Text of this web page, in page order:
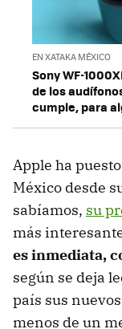
EN XATAKA MÉXICO
Sony WF-
de los
cumple, para
Apple ha
México desde
sabíamos, su
más
es inmediata,
según se deja
país sus
menos de un